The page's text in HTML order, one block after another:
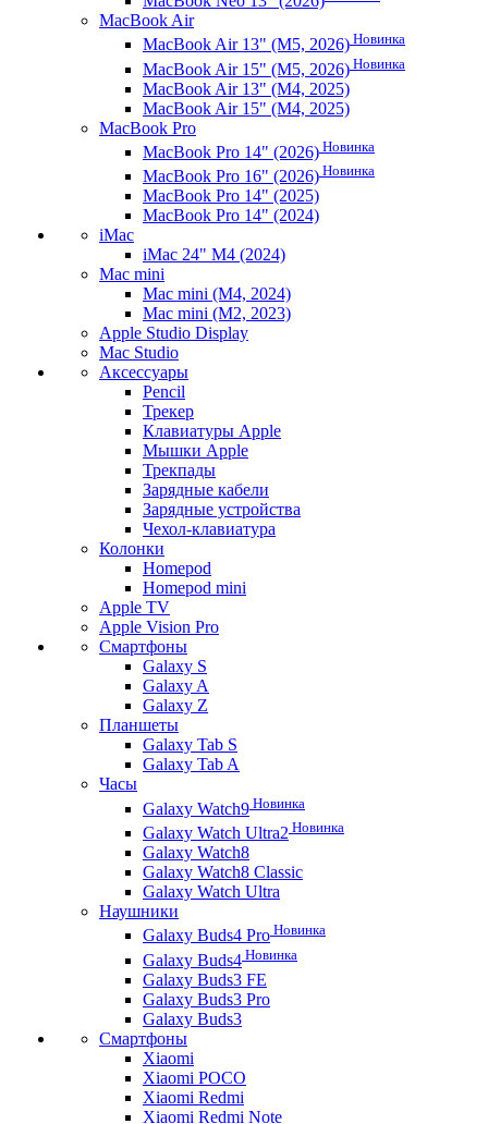
MacBook Air
MacBook Air 13" (M5, 2026) Новинка
MacBook Air 15" (M5, 2026) Новинка
MacBook Air 13" (M4, 2025)
MacBook Air 15" (M4, 2025)
MacBook Pro
MacBook Pro 14" (2026) Новинка
MacBook Pro 16" (2026) Новинка
MacBook Pro 14" (2025)
MacBook Pro 14" (2024)
iMac
iMac 24" M4 (2024)
Mac mini
Mac mini (M4, 2024)
Mac mini (M2, 2023)
Apple Studio Display
Mac Studio
Аксессуары
Pencil
Трекер
Клавиатуры Apple
Мышки Apple
Трекпады
Зарядные кабели
Зарядные устройства
Чехол-клавиатура
Колонки
Homepod
Homepod mini
Apple TV
Apple Vision Pro
Смартфоны
Galaxy S
Galaxy A
Galaxy Z
Планшеты
Galaxy Tab S
Galaxy Tab A
Часы
Galaxy Watch9 Новинка
Galaxy Watch Ultra2 Новинка
Galaxy Watch8
Galaxy Watch8 Classic
Galaxy Watch Ultra
Наушники
Galaxy Buds4 Pro Новинка
Galaxy Buds4 Новинка
Galaxy Buds3 FE
Galaxy Buds3 Pro
Galaxy Buds3
Смартфоны
Xiaomi
Xiaomi POCO
Xiaomi Redmi
Xiaomi Redmi Note